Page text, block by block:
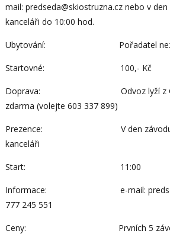
mail: predseda@skiostruzna.cz nebo v
kanceláři do 10:00 hod.
Ubytování: Pořadatel
Startovné: 100,- Kč
Doprava: Odvoz lyží z
zdarma (volejte 603 337 899)
Prezence: V den závodu 9:00
kanceláři
Start: 11:00
Informace: e-mail:
777 245 551
Ceny: Prvních 5 závodníků